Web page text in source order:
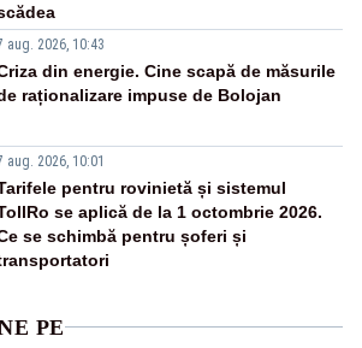
aug. 2026, 10:43
din energie. Cine scapă de măsurile
raționalizare impuse de Bolojan
aug. 2026, 10:01
pentru rovinietă și sistemul
se aplică de la 1 octombrie 2026.
se schimbă pentru șoferi și
PE